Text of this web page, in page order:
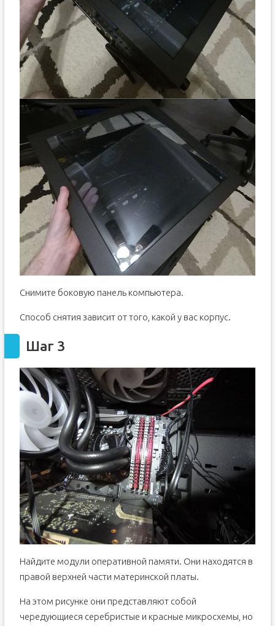
Снимите боковую панель компьютера.
Способ снятия зависит от того, какой у вас корпус.
Шаг 3
Найдите модули оперативной памяти. Они находятся в
правой верхней части материнской платы.
На этом рисунке они представляют собой
чередующиеся серебристые и красные микросхемы, но